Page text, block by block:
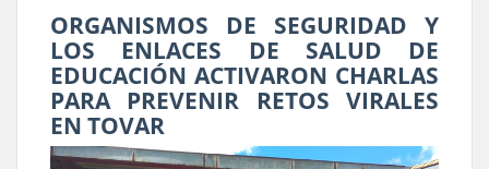
ORGANISMOS DE SEGURIDAD Y
LOS ENLACES DE SALUD DE
EDUCACIÓN ACTIVARON CHARLAS
PARA PREVENIR RETOS VIRALES
EN TOVAR